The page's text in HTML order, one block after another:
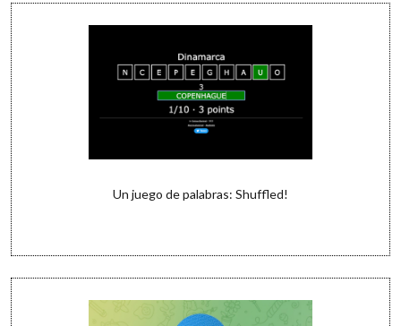
Un juego de palabras: Shuffled!